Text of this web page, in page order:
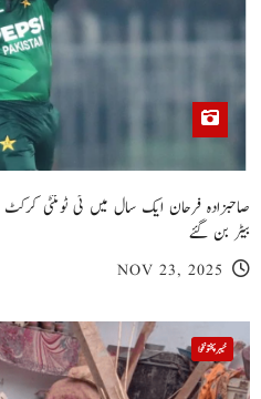
بیٹر بن گئے
NOV 23, 2025
خیبر پختونخوا